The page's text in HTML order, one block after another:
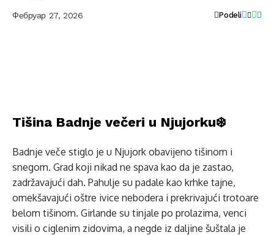
Фебруар 27, 2026 Podeli
Tišina Badnje večeri u Njujorku❄️
Badnje veče stiglo je u Njujork obavijeno tišinom i
snegom. Grad koji nikad ne spava kao da je zastao,
zadržavajući dah. Pahulje su padale kao krhke tajne,
omekšavajući oštre ivice nebodera i prekrivajući trotoare
belom tišinom. Girlande su tinjale po prolazima, venci
visili o ciglenim zidovima, a negde iz daljine šuštala je